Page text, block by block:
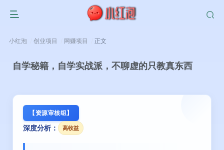
小红泡 创业项目 网赚项目 正文
自学秘籍，自学实战派，不聊虚的只教真东西
【资源审核组】
深度分析： 高收益